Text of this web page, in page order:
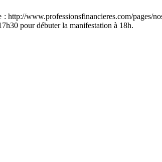
http://www.professionsfinancieres.com/pages/
pour débuter la manifestation à 18h.